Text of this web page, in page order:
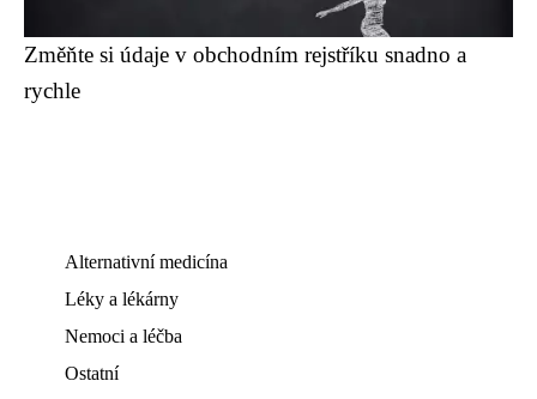
Změňte si údaje v obchodním rejstříku snadno a
rychle
Alternativní medicína
Léky a lékárny
Nemoci a léčba
Ostatní